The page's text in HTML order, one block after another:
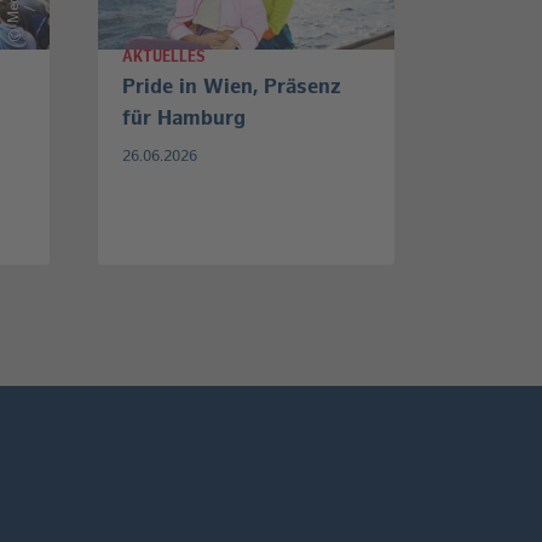
©
AKTUELLES
Pride in Wien, Präsenz
für Hamburg
26.06.2026